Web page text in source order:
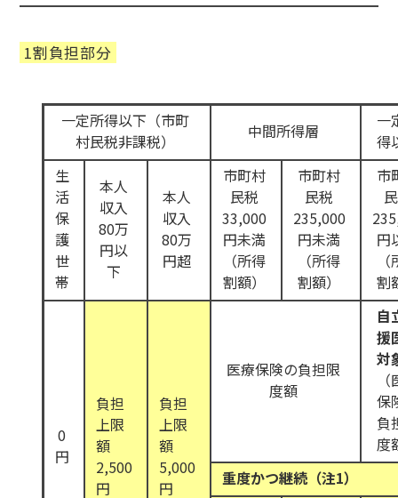
1割負担部分
一定所得以下（市町
村民税非課税）
中間所得層
一
得
生
活
保
護
世
帯
本人
収入
80万
円以
下
本人
収入
80万
円超
市町村
民税
33,000
円未満
（所得
割額）
市町村
民税
235,000
円未満
（所得
割額）
市
円
割
0
円
負担
上限
額
2,500
円
負担
上限
額
5,000
円
医療保険の負担限
度額
自
援
対
保
負
度
重度かつ継続（注1）